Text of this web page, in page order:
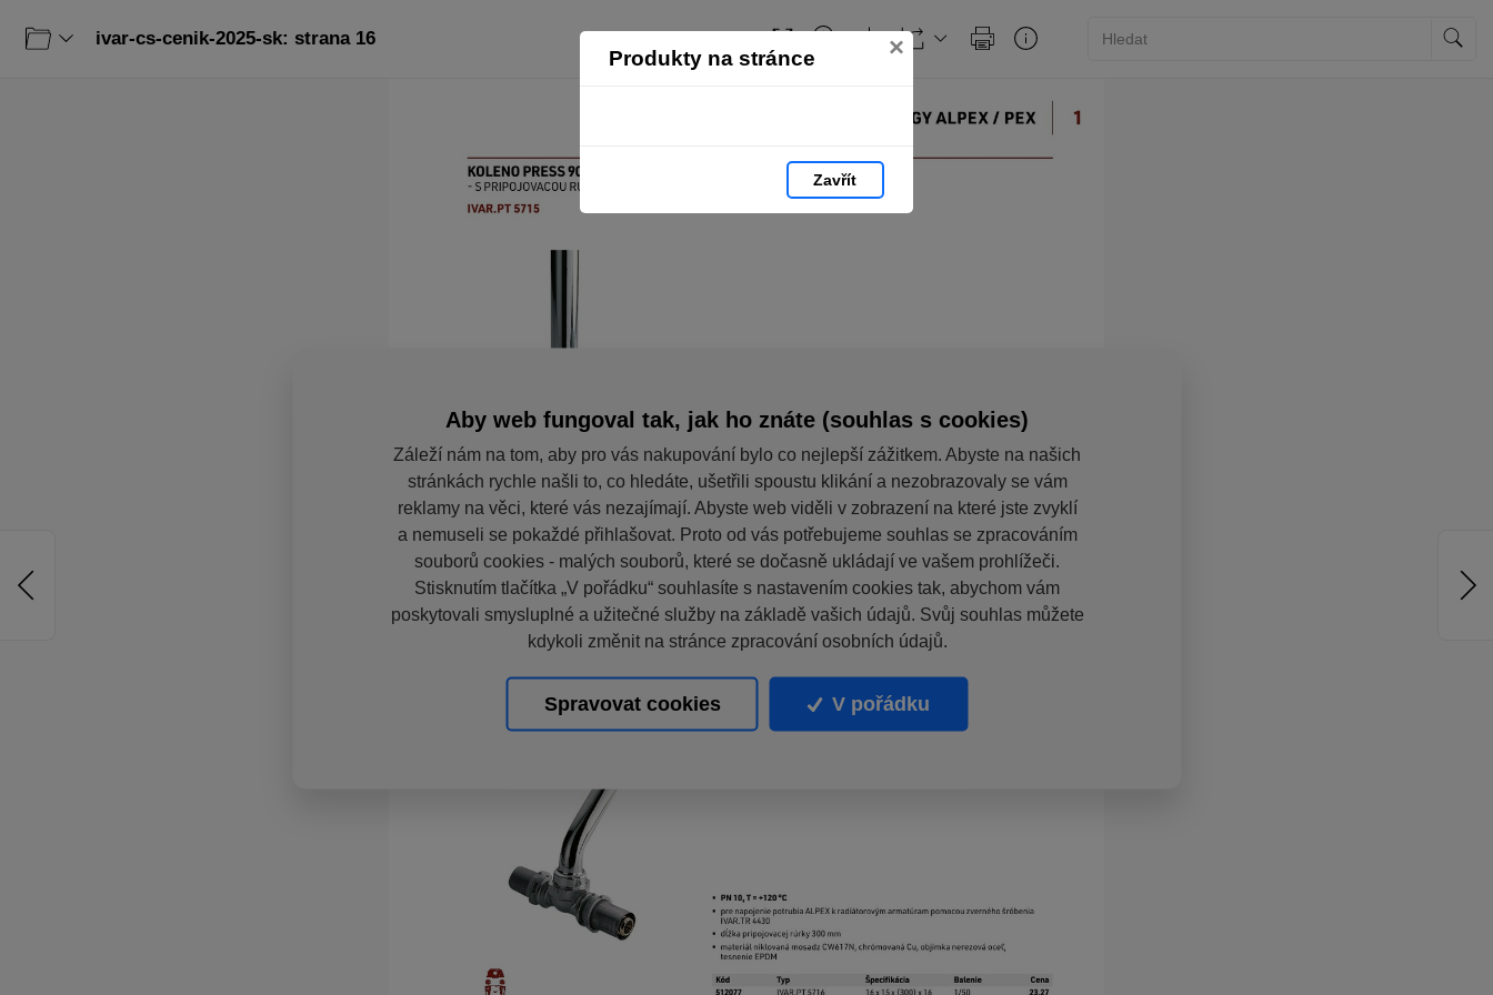
Produkty na stránce ×
Zavřít
ivar-cs-cenik-2025-sk: strana 16
Aby web fungoval tak, jak ho znáte (souhlas s cookies)
Záleží nám na tom, aby pro vás nakupování bylo co nejlepší zážitkem. Abyste na našich
stránkách rychle našli to, co hledáte, ušetřili spoustu klikání a nezobrazovaly se vám
reklamy na věci, které vás nezajímají. Abyste web viděli v zobrazení na které jste zvyklí
a nemuseli se pokaždé přihlašovat. Proto od vás potřebujeme souhlas se zpracováním
souborů cookies - malých souborů, které se dočasně ukládají ve vašem prohlížeči.
Stisknutím tlačítka „V pořádku“ souhlasíte s nastavením cookies tak, abychom vám
poskytovali smysluplné a užitečné služby na základě vašich údajů. Svůj souhlas můžete
kdykoli změnit na stránce zpracování osobních údajů.
Spravovat cookies V pořádku